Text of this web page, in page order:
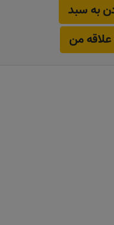
به سبد
علاقه من